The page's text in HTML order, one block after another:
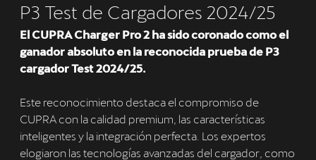
P3 Test de Cargadores 2024/25
El CUPRA Charger Pro 2 ha sido coronado como el
ganador absoluto en la reconocida prueba de P3
cargador Test 2024/25.
Este reconocimiento destaca el compromiso de
CUPRA con la calidad premium, las características
inteligentes y la integración perfecta. Los expertos
elogiaron las tecnologías avanzadas del cargador, como